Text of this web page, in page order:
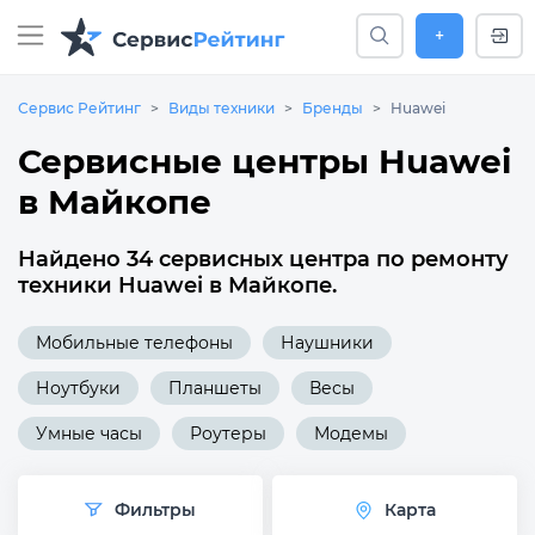
+
Сервис Рейтинг Виды техники Бренды Huawei
Сервисные центры Huawei
в Майкопе
Найдено 34 сервисных центра по ремонту
техники Huawei в Майкопе.
Мобильные телефоны Наушники
Ноутбуки Планшеты Весы
Умные часы Роутеры Модемы
Фильтры Карта